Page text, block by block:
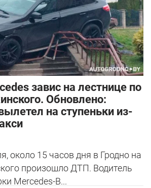
завис на лестнице по
Обновлено:
на ступеньки из-
около 15 часов дня в Гродно на
произошло ДТП. Водитель
Mercedes-B...